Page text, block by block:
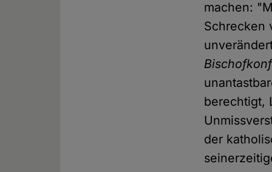
machen:
Schrecken
berechtigt,
der